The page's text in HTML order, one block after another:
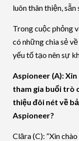
luôn thân thiện,
Trong cuộc phỏng
có những chia sẻ
yếu tố tạo nên sự
Aspioneer (A):
tham gia buổi trò
thiệu đôi nét về
Aspioneer?
Clāra (C): “Xin